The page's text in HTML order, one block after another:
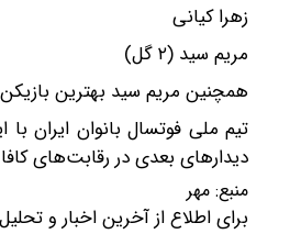
زهرا کیانی
مریم سید (۲ گل)
همچنین مریم سید بهترین بازیکن
تیم ملی فوتسال بانوان ایران
دیدارهای بعدی در رقابت‌های
منبع: مهر
برای اطلاع از آخرین اخبار و